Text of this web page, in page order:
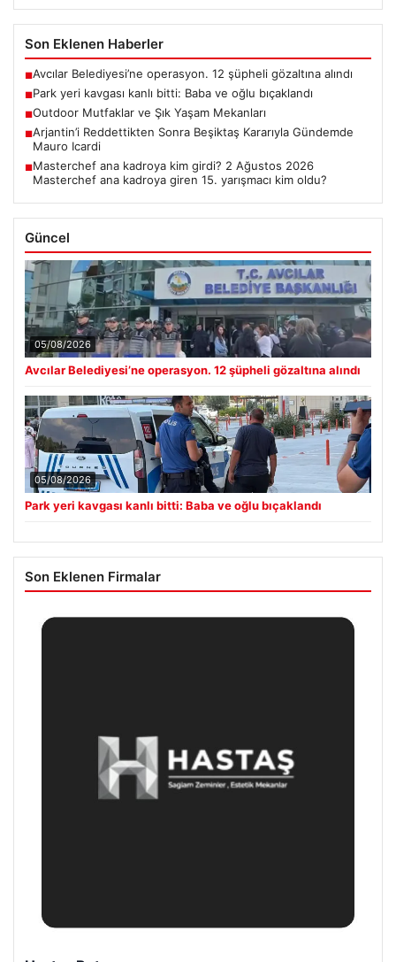
Son Eklenen Haberler
■Avcılar Belediyesi’ne operasyon. 12 şüpheli gözaltına alındı
■Park yeri kavgası kanlı bitti: Baba ve oğlu bıçaklandı
■Outdoor Mutfaklar ve Şık Yaşam Mekanları
■Arjantin’i Reddettikten Sonra Beşiktaş Kararıyla Gündemde
Mauro Icardi
■Masterchef ana kadroya kim girdi? 2 Ağustos 2026
Masterchef ana kadroya giren 15. yarışmacı kim oldu?
Güncel
05/08/2026
Avcılar Belediyesi’ne operasyon. 12 şüpheli gözaltına alındı
05/08/2026
Park yeri kavgası kanlı bitti: Baba ve oğlu bıçaklandı
Son Eklenen Firmalar